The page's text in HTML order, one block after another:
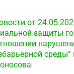
от
защиты
среды”